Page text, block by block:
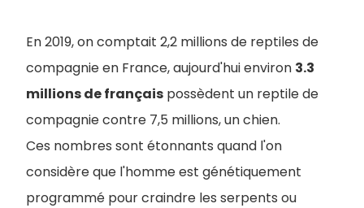
En 2019, on comptait 2,2 millions de reptiles de
compagnie en France, aujourd'hui environ 3.3
millions de français possèdent un reptile de
compagnie contre 7,5 millions, un chien.
Ces nombres sont étonnants quand l'on
considère que l'homme est génétiquement
programmé pour craindre les serpents ou